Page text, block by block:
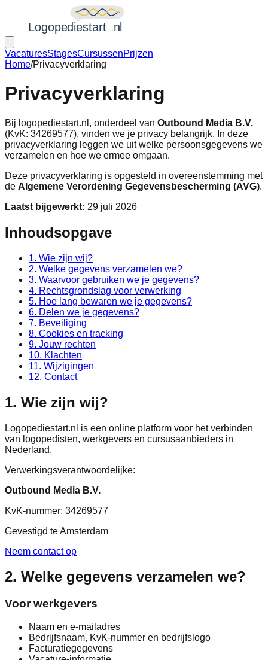
VacaturesStagesCursussenPrijzen
Home/Privacyverklaring
Privacyverklaring
Bij logopediestart.nl, onderdeel van Outbound Media B.V.
(KvK: 34269577), vinden we je privacy belangrijk. In deze
privacyverklaring leggen we uit welke persoonsgegevens we
verzamelen en hoe we ermee omgaan.
Deze privacyverklaring is opgesteld in overeenstemming met
de Algemene Verordening Gegevensbescherming (AVG).
Laatst bijgewerkt: 29 juli 2026
Inhoudsopgave
1. Wie zijn wij?
2. Welke gegevens verzamelen we?
3. Waarvoor gebruiken we je gegevens?
4. Rechtsgrondslag voor verwerking
5. Hoe lang bewaren we je gegevens?
6. Delen we je gegevens?
7. Beveiliging
8. Cookies en tracking
9. Jouw rechten
10. Klachten
11. Wijzigingen
12. Contact
1. Wie zijn wij?
Logopediestart.nl is een online platform voor het verbinden
van logopedisten, werkgevers en cursusaanbieders in
Nederland.
Verwerkingsverantwoordelijke:
Outbound Media B.V.
KvK-nummer: 34269577
Gevestigd te Amsterdam
Neem contact op
2. Welke gegevens verzamelen we?
Voor werkgevers
Naam en e-mailadres
Bedrijfsnaam, KvK-nummer en bedrijfslogo
Facturatiegegevens